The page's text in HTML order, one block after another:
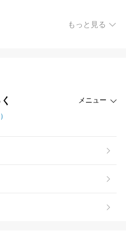
もっと見る
メニュー